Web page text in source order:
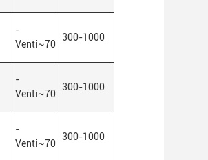
-
Venti~70
300-1000
-
Venti~70
300-1000
-
Venti~70
300-1000